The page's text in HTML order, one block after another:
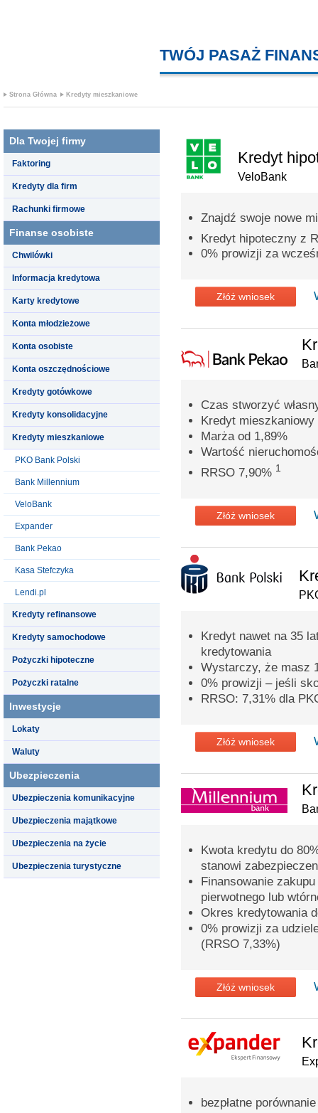
TWÓJ PASAŻ
Strona Główna Kredyty mieszkaniowe
Dla Twojej firmy
Faktoring
Kredyty dla firm
Rachunki firmowe
Finanse osobiste
Chwilówki
Informacja kredytowa
Karty kredytowe
Konta młodzieżowe
Konta osobiste
Konta oszczędnościowe
Kredyty gotówkowe
Kredyty konsolidacyjne
Kredyty mieszkaniowe
PKO Bank Polski
Bank Millennium
VeloBank
Expander
Bank Pekao
Kasa Stefczyka
Lendi.pl
Kredyty refinansowe
Kredyty samochodowe
Pożyczki hipoteczne
Pożyczki ratalne
Inwestycje
Lokaty
Waluty
Ubezpieczenia
Ubezpieczenia komunikacyjne
Ubezpieczenia majątkowe
Ubezpieczenia na życie
Ubezpieczenia turystyczne
Kredyt
VeloBank
Znajdź swoje nowe
Kredyt hipoteczny z
0% prowizji za
Złóż wniosek
Czas stworzyć
Kredyt
Marża od 1,89%
Wartość
RRSO 7,90% 1
Złóż wniosek
Kredyt nawet na 35
kredytowania
Wystarczy, że masz
0% prowizji – jeśli
RRSO: 7,31% dla
Złóż wniosek
Kwota kredytu do
stanowi
Finansowanie
pierwotnego lub
Okres kredytowania
0% prowizji za
(RRSO 7,33%)
Złóż wniosek
bezpłatne